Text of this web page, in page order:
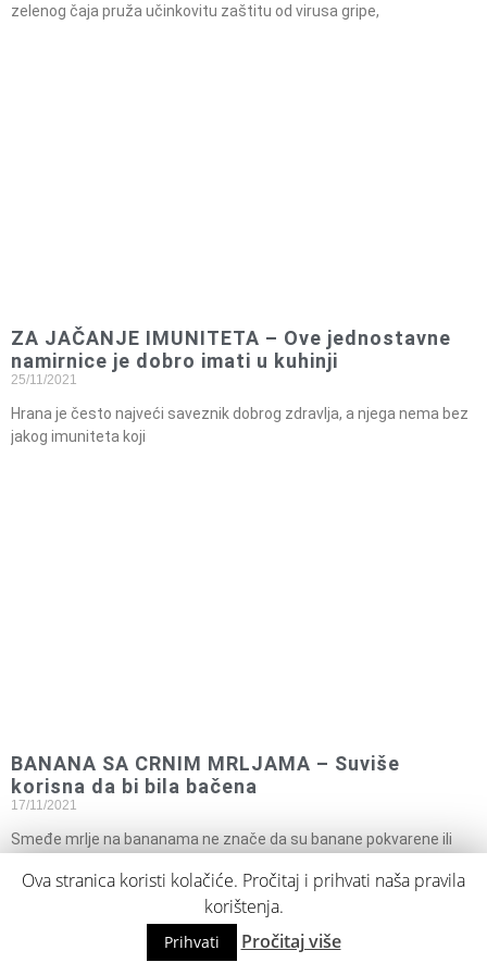
zelenog čaja pruža učinkovitu zaštitu od virusa gripe,
ZA JAČANJE IMUNITETA – Ove jednostavne
namirnice je dobro imati u kuhinji
25/11/2021
Hrana je često najveći saveznik dobrog zdravlja, a njega nema bez
jakog imuniteta koji
BANANA SA CRNIM MRLJAMA – Suviše
korisna da bi bila bačena
17/11/2021
Smeđe mrlje na bananama ne znače da su banane pokvarene ili
Ova stranica koristi kolačiće. Pročitaj i prihvati naša pravila
korištenja.
Prihvati Pročitaj više